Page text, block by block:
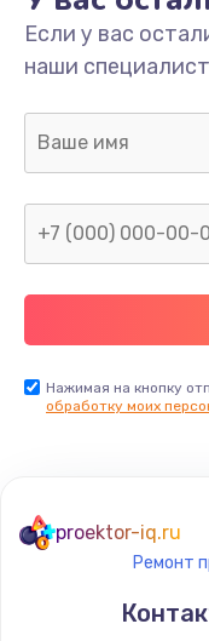
Если у вас
наши
Нажимая на кнопку
обработку моих
proektor-iq.ru
Ремонт